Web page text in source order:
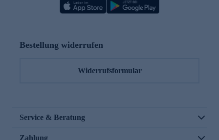
Bestellung widerrufen
Widerrufsformular
Service & Beratung
Zahlung